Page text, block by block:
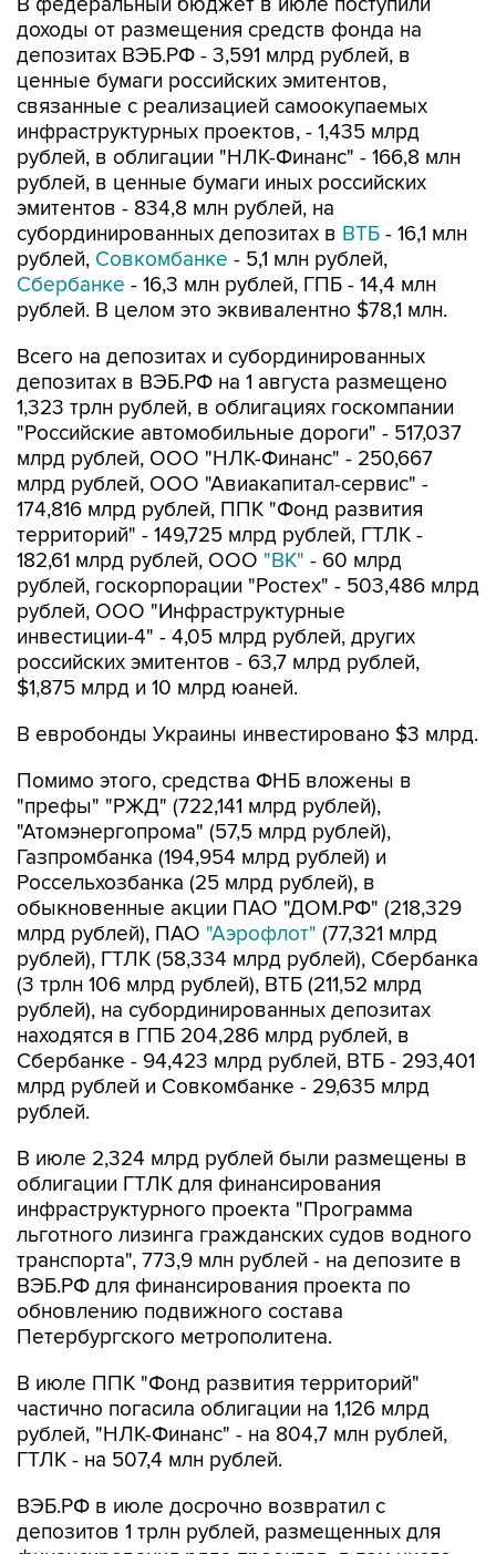
В федеральный бюджет в июле поступили
доходы от размещения средств фонда на
депозитах ВЭБ.РФ - 3,591 млрд рублей, в
ценные бумаги российских эмитентов,
связанные с реализацией самоокупаемых
инфраструктурных проектов, - 1,435 млрд
рублей, в облигации "НЛК-Финанс" - 166,8 млн
рублей, в ценные бумаги иных российских
эмитентов - 834,8 млн рублей, на
субординированных депозитах в ВТБ - 16,1 млн
рублей, Совкомбанке - 5,1 млн рублей,
Сбербанке - 16,3 млн рублей, ГПБ - 14,4 млн
рублей. В целом это эквивалентно $78,1 млн.
Всего на депозитах и субординированных
депозитах в ВЭБ.РФ на 1 августа размещено
1,323 трлн рублей, в облигациях госкомпании
"Российские автомобильные дороги" - 517,037
млрд рублей, ООО "НЛК-Финанс" - 250,667
млрд рублей, ООО "Авиакапитал-сервис" -
174,816 млрд рублей, ППК "Фонд развития
территорий" - 149,725 млрд рублей, ГТЛК -
182,61 млрд рублей, ООО "ВК" - 60 млрд
рублей, госкорпорации "Ростех" - 503,486 млрд
рублей, ООО "Инфраструктурные
инвестиции-4" - 4,05 млрд рублей, других
российских эмитентов - 63,7 млрд рублей,
$1,875 млрд и 10 млрд юаней.
В евробонды Украины инвестировано $3 млрд.
Помимо этого, средства ФНБ вложены в
"префы" "РЖД" (722,141 млрд рублей),
"Атомэнергопрома" (57,5 млрд рублей),
Газпромбанка (194,954 млрд рублей) и
Россельхозбанка (25 млрд рублей), в
обыкновенные акции ПАО "ДОМ.РФ" (218,329
млрд рублей), ПАО "Аэрофлот" (77,321 млрд
рублей), ГТЛК (58,334 млрд рублей), Сбербанка
(3 трлн 106 млрд рублей), ВТБ (211,52 млрд
рублей), на субординированных депозитах
находятся в ГПБ 204,286 млрд рублей, в
Сбербанке - 94,423 млрд рублей, ВТБ - 293,401
млрд рублей и Совкомбанке - 29,635 млрд
рублей.
В июле 2,324 млрд рублей были размещены в
облигации ГТЛК для финансирования
инфраструктурного проекта "Программа
льготного лизинга гражданских судов водного
транспорта", 773,9 млн рублей - на депозите в
ВЭБ.РФ для финансирования проекта по
обновлению подвижного состава
Петербургского метрополитена.
В июле ППК "Фонд развития территорий"
частично погасила облигации на 1,126 млрд
рублей, "НЛК-Финанс" - на 804,7 млн рублей,
ГТЛК - на 507,4 млн рублей.
ВЭБ.РФ в июле досрочно возвратил с
депозитов 1 трлн рублей, размещенных для